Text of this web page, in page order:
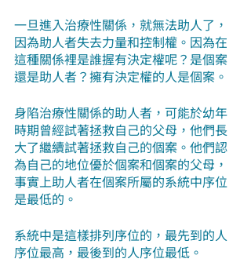
一旦進入治療性關係，就無法助人了，
因為助人者失去力量和控制權。因為在
這種關係裡是誰握有決定權呢？是個案
還是助人者？擁有決定權的人是個案。
身陷治療性關係的助人者，可能於幼年
時期曾經試著拯救自己的父母，他們長
大了繼續試著拯救自己的個案。他們認
為自己的地位優於個案和個案的父母，
事實上助人者在個案所屬的系統中序位
是最低的。
系統中是這樣排列序位的，最先到的人
序位最高，最後到的人序位最低。